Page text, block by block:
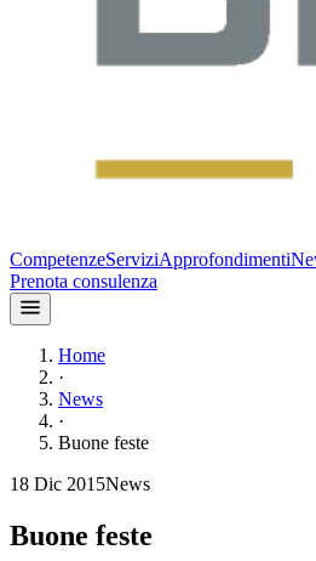
CompetenzeServiziApprofondimenti
Prenota consulenza
Home
·
News
·
Buone feste
18 Dic 2015News
Buone feste